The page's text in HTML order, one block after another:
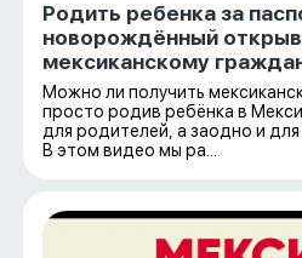
Родить ребенка за
новорождённый
мексиканскому
Можно ли получить
просто родив ребёнка в
для родителей, а заодно и
В этом видео мы ра...